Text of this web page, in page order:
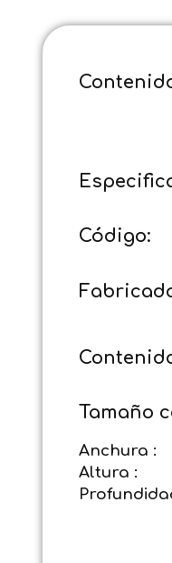
Código:
Tamaño
Anchura :
Altura :